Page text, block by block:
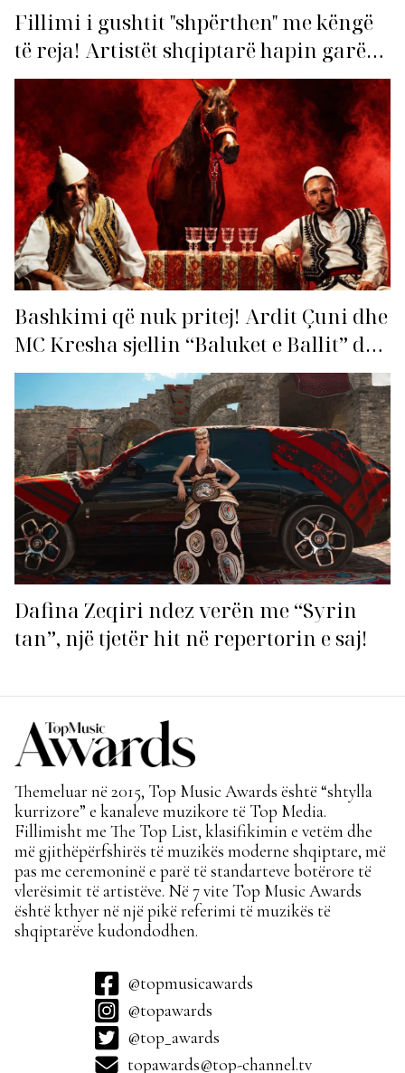
Fillimi i gushtit "shpërthen" me këngë
të reja! Artistët shqiptarë hapin garën
për hitin e verës!
Bashkimi që nuk pritej! Ardit Çuni dhe
MC Kresha sjellin “Baluket e Ballit” dhe
ndezin rrjetin!
Dafina Zeqiri ndez verën me “Syrin
tan”, një tjetër hit në repertorin e saj!
Themeluar në 2015, Top Music Awards është “shtylla
kurrizore” e kanaleve muzikore të Top Media.
Fillimisht me The Top List, klasifikimin e vetëm dhe
më gjithëpërfshirës të muzikës moderne shqiptare, më
pas me ceremoninë e parë të standarteve botërore të
vlerësimit të artistëve. Në 7 vite Top Music Awards
është kthyer në një pikë referimi të muzikës të
shqiptarëve kudondodhen.
@topmusicawards
@topawards
@top_awards
topawards@top-channel.tv